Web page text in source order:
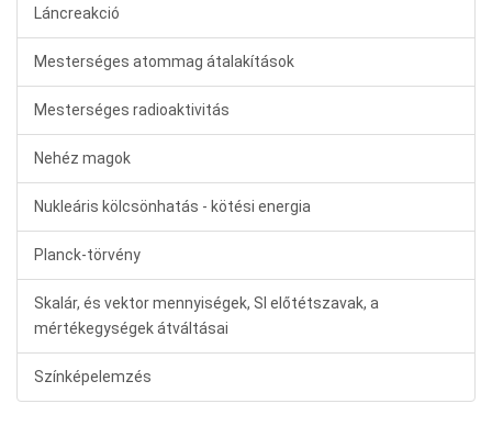
Láncreakció
Mesterséges atommag átalakítások
Mesterséges radioaktivitás
Nehéz magok
Nukleáris kölcsönhatás - kötési energia
Planck-törvény
Skalár, és vektor mennyiségek, SI előtétszavak, a
mértékegységek átváltásai
Színképelemzés